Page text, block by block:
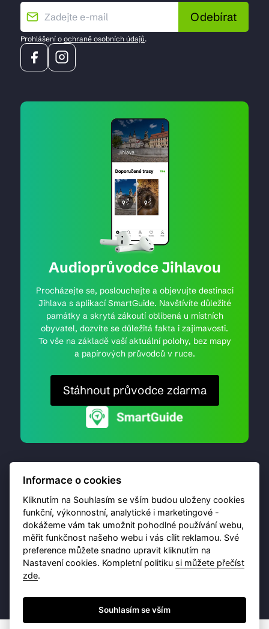
Odebírat
Prohlášení o ochraně osobních údajů.
Audioprůvodce Jihlavou
Procházejte se, poslouchejte a objevujte destinaci
Jihlava s aplikací SmartGuide. Navštívíte důležité
památky a skrytá zákoutí oblíbená u místních
obyvatel, dozvíte se důležitá fakta i zajímavosti.
To vše na základě vaší aktuální polohy, bez mapy
a papírových průvodců v ruce.
Stáhnout průvodce zdarma
© 2026 Destinační portál provozujeBrána Jihlavy,
příspěvková organizace. Všechna práva vyhrazena.
Ochrana osobních údajů
Informace o cookies
Kliknutím na Souhlasím se vším budou uloženy cookies
funkční, výkonnostní, analytické i marketingové -
dokážeme vám tak umožnit pohodlné používání webu,
měřit funkčnost našeho webu i vás cílit reklamou. Své
preference můžete snadno upravit kliknutím na
Nastavení cookies. Kompletní politiku si můžete přečíst
zde.
Souhlasím se vším